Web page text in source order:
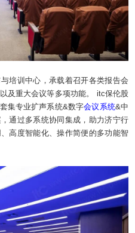
培训中心，承载着召开各类报告会
及重大会议等多项功能。 itc保伦股
集专业扩声系统&数字会议系统&中
通过多系统协同集成，助力济宁行
高度智能化、操作简便的多功能智